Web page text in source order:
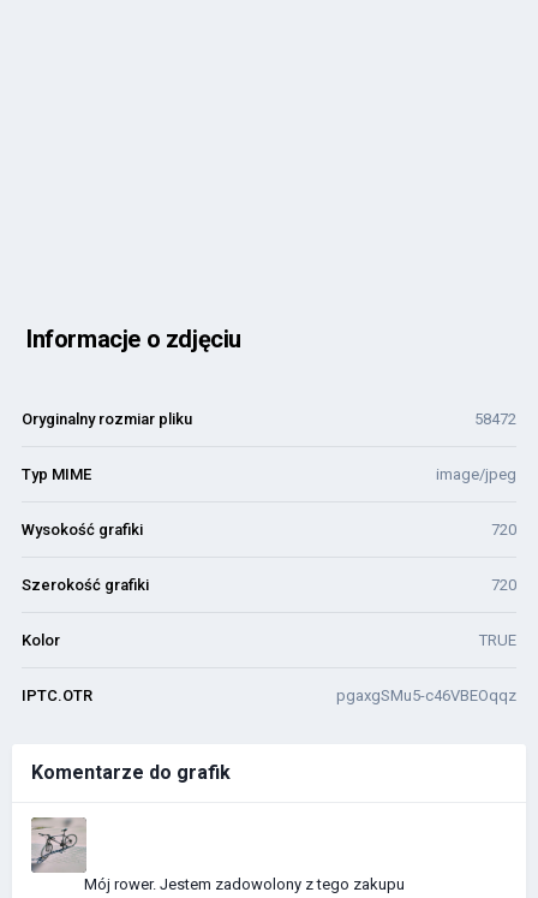
Informacje o zdjęciu
Oryginalny rozmiar pliku 58472
Typ MIME image/jpeg
Wysokość grafiki 720
Szerokość grafiki 720
Kolor TRUE
IPTC.OTR pgaxgSMu5-c46VBEOqqz
Komentarze do grafik
Mój rower. Jestem zadowolony z tego zakupu